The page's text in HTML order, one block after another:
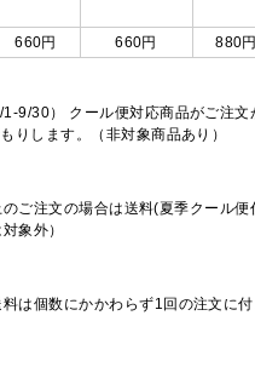
660円 660円 880円
30） クール便対応商品がご注文
します。（非対象商品あり）
注文の場合は送料(夏季クール便
象外）
は個数にかかわらず1回の注文に